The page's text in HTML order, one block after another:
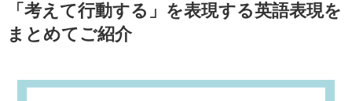
「考えて行動する」を表現する英語表現を
まとめてご紹介